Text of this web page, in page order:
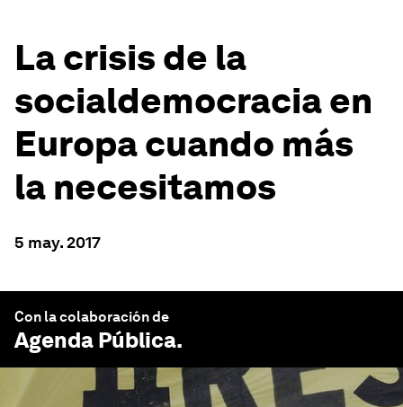
La crisis de la
socialdemocracia en
Europa cuando más
la necesitamos
5 may. 2017
Con la colaboración de
Agenda Pública.